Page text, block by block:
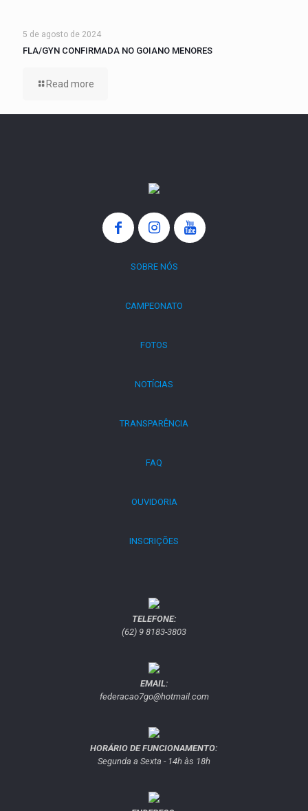
5 de agosto de 2024
FLA/GYN CONFIRMADA NO GOIANO MENORES
Read more
SOBRE NÓS
CAMPEONATO
FOTOS
NOTÍCIAS
TRANSPARÊNCIA
FAQ
OUVIDORIA
INSCRIÇÕES
TELEFONE:
(62) 9 8183-3803
EMAIL:
federacao7go@hotmail.com
HORÁRIO DE FUNCIONAMENTO:
Segunda a Sexta - 14h às 18h